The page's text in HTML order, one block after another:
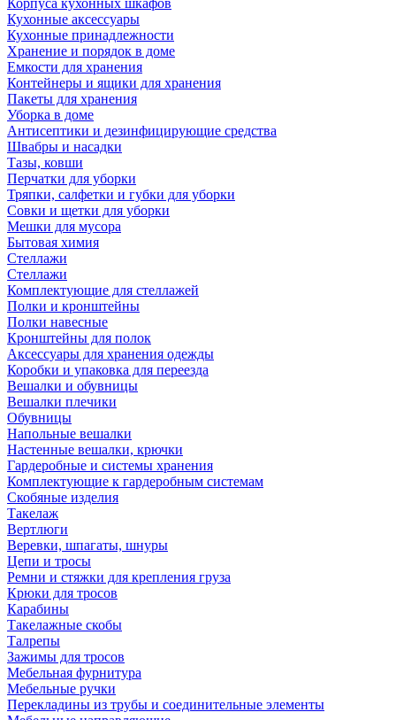
Корпуса кухонных шкафов
Кухонные аксессуары
Кухонные принадлежности
Хранение и порядок в доме
Емкости для хранения
Контейнеры и ящики для хранения
Пакеты для хранения
Уборка в доме
Антисептики и дезинфицирующие средства
Швабры и насадки
Тазы, ковши
Перчатки для уборки
Тряпки, салфетки и губки для уборки
Совки и щетки для уборки
Мешки для мусора
Бытовая химия
Стеллажи
Стеллажи
Комплектующие для стеллажей
Полки и кронштейны
Полки навесные
Кронштейны для полок
Аксессуары для хранения одежды
Коробки и упаковка для переезда
Вешалки и обувницы
Вешалки плечики
Обувницы
Напольные вешалки
Настенные вешалки, крючки
Гардеробные и системы хранения
Комплектующие к гардеробным системам
Скобяные изделия
Такелаж
Вертлюги
Веревки, шпагаты, шнуры
Цепи и тросы
Ремни и стяжки для крепления груза
Крюки для тросов
Карабины
Такелажные скобы
Талрепы
Зажимы для тросов
Мебельная фурнитура
Мебельные ручки
Перекладины из трубы и соединительные элементы